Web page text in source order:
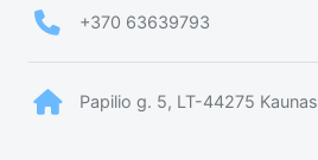
+370 63639793
Papilio g. 5, LT-44275 Kaunas